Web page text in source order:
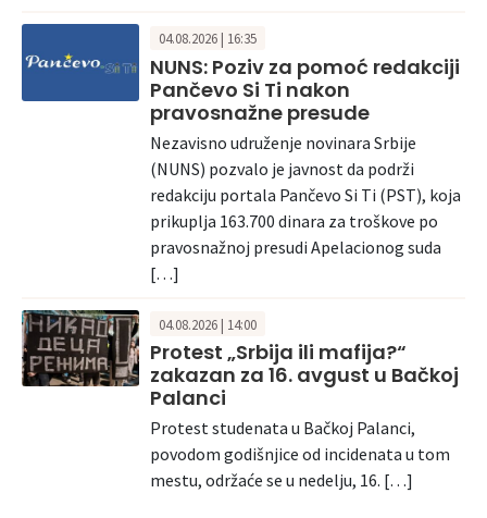
04.08.2026 | 16:35
NUNS: Poziv za pomoć redakciji
Pančevo Si Ti nakon
pravosnažne presude
Nezavisno udruženje novinara Srbije
(NUNS) pozvalo je javnost da podrži
redakciju portala Pančevo Si Ti (PST), koja
prikuplja 163.700 dinara za troškove po
pravosnažnoj presudi Apelacionog suda
[…]
04.08.2026 | 14:00
Protest „Srbija ili mafija?“
zakazan za 16. avgust u Bačkoj
Palanci
Protest studenata u Bačkoj Palanci,
povodom godišnjice od incidenata u tom
mestu, održaće se u nedelju, 16. […]